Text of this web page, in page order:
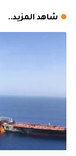
شاهد المزيد..